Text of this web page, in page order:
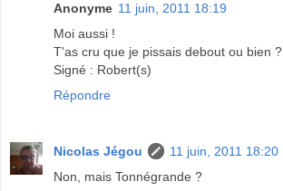
Anonyme 11 juin, 2011 18:19
Moi aussi !
T'as cru que je pissais debout ou bien ?
Signé : Robert(s)
Répondre
Nicolas Jégou
11 juin, 2011 18:20
Non, mais Tonnégrande ?